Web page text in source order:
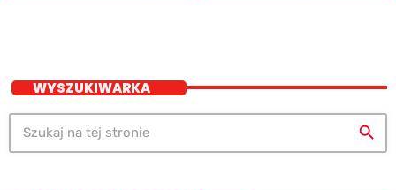
WYSZUKIWARKA
search